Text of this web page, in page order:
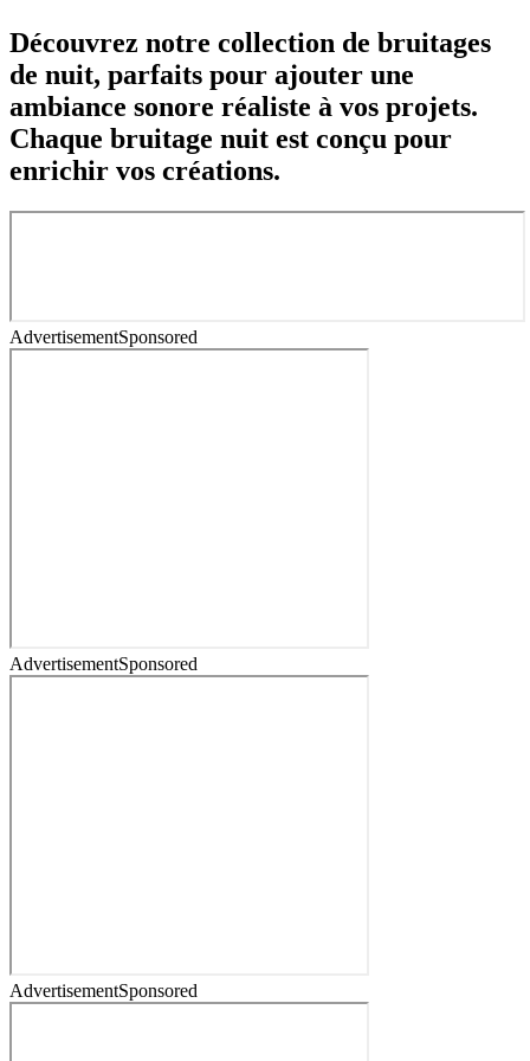
Découvrez notre collection de bruitages
de nuit, parfaits pour ajouter une
ambiance sonore réaliste à vos projets.
Chaque bruitage nuit est conçu pour
enrichir vos créations.
AdvertisementSponsored
AdvertisementSponsored
AdvertisementSponsored